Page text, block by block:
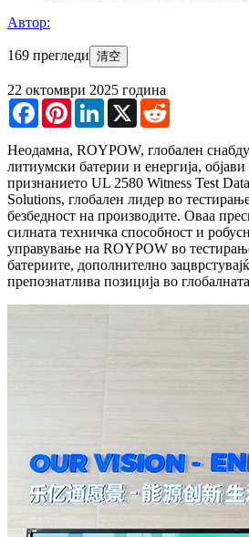
Автор:
169 прегледи 清空
22 октомври 2025 година
FacebookPinterestLinkedIn
X
Неодамна, ROYPOW, глобален
литиумски батерии и енергија,
признанието UL 2580 Witness Test
Solutions, глобален лидер во
безбедност на производите. Оваа
силната техничка способност и
управување на ROYPOW во
батериите, дополнително
препознатлива позиција во